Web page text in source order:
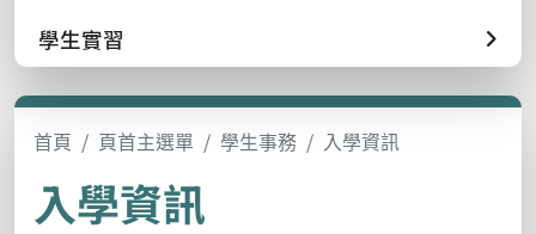
學生實習
首頁 頁首主選單 學生事務 入學資訊
入學資訊